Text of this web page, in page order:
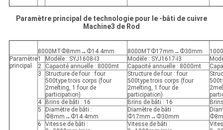
Paramètre principal de technologie pour le -bâti de cuivre
Machine3 de Rod
8000MTФ8mm→Ф14.4mm 8000MTФ17mm→Ф30mm
Paramètre
principal
1 Modèle : SYJ1608-I3 Modèle : SYJ1617-I3
2
Capacité annuelle : 8000mt Capacité annuelle : 8000mt
3
Structure de four : four
500type trois corps (four
2melting, 1 four de
participation)
Structure de four : four
500type trois corps (four
2melting, 1 four de
participation)
4
Brins de bâti : 16 Brins de bâti : 16
5
Diamètre de bâti :
Ф8mm→Ф14.4mm
Diamètre de bâti :
Ф17mm→Ф30mm
6
Vitesse de bâti :
Vitesse de bâti :